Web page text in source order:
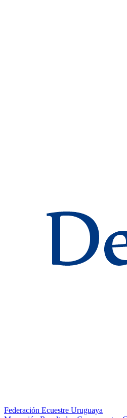
Federación Ecuestre Uruguaya